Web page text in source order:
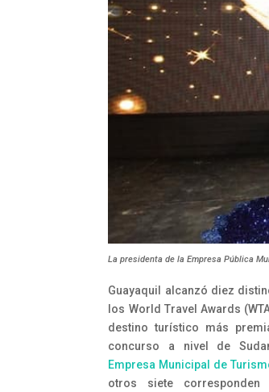
La presidenta de la Empresa Pública
Guayaquil alcanzó diez
los World Travel Awards
destino turístico más
concurso a nivel de
Empresa Municipal de
otros siete corresponden